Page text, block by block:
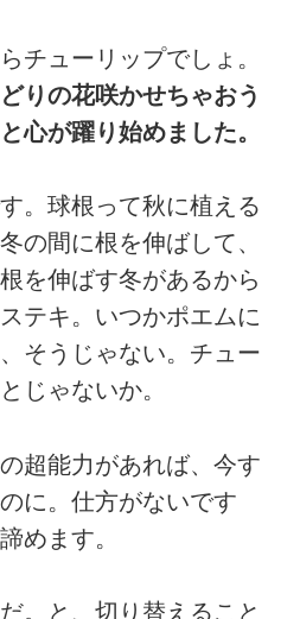
チューリップでしょ。
りの花咲かせちゃおう
心が躍り始めました。
。球根って秋に植える
間に根を伸ばして、
を伸ばす冬があるから
テキ。いつかポエムに
そうじゃない。チュー
じゃないか。
超能力があれば、今す
に。仕方がないです
めます。
。と、切り替えること